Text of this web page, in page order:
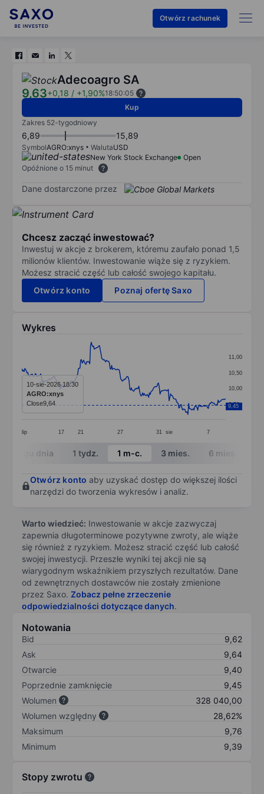
Otwórz rachunek
Adecoagro SA
9,63+0,18 / +1,90%18:50:05
Kup
Zakres 52-tygodniowy
6,89 15,89
SymbolAGRO:xnys WalutaUSD
New York Stock Exchange
Open
Opóźnione o 15 minut
Dane dostarczone przez
Chcesz zacząć inwestować?
Inwestuj w akcje z brokerem, któremu zaufało ponad 1,5
milionów klientów. Inwestowanie wiąże się z ryzykiem.
Możesz stracić część lub całość swojego kapitału.
Otwórz konto
Poznaj ofertę Saxo
Wykres
Line chart with 271 data points.
The chart has 1 X axis displaying categories.
The chart has 1 Y axis displaying values. Data ranges
lip 17 21 27 31 sie 7
9,50
10,00
10,50
11,00
9,45
10-sie-2026 18:30
AGRO:xnys
Close9,64
End of interactive chart.
W ciągu dnia 1 tydz. 1 m-c. 3 mies. 6 mies.
Otwórz konto aby uzyskać dostęp do większej ilości
narzędzi do tworzenia wykresów i analiz.
Warto wiedzieć: Inwestowanie w akcje zazwyczaj
zapewnia długoterminowe pozytywne zwroty, ale wiąże
się również z ryzykiem. Możesz stracić część lub całość
swojej inwestycji. Przeszłe wyniki tej akcji nie są
wiarygodnym wskaźnikiem przyszłych rezultatów. Dane
od zewnętrznych dostawców nie zostały zmienione
przez Saxo. Zobacz pełne zrzeczenie
odpowiedzialności dotyczące danych.
Notowania
Bid
9,62
Ask
9,64
Otwarcie
9,40
Poprzednie zamknięcie
9,45
Wolumen
328 040,00
Wolumen względny
28,62%
Maksimum
9,76
Minimum
9,39
Stopy zwrotu